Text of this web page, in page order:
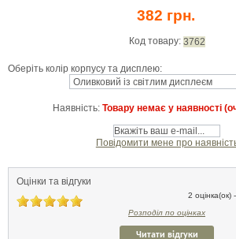
382 грн.
Код товару: 3762
Оберіть колір корпусу та дисплею:
Наявність: Товару немає у наявності
Повідомити мене про
Оцінки та відгуки
2 оцінка(ок) -
Розподіл по оцінках
Читати відгуки